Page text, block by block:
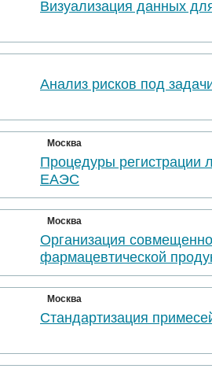
Визуализация данных
Анализ рисков под
Москва
Процедуры регистрации
ЕАЭС
Москва
Организация
фармацевтической
Москва
Стандартизация